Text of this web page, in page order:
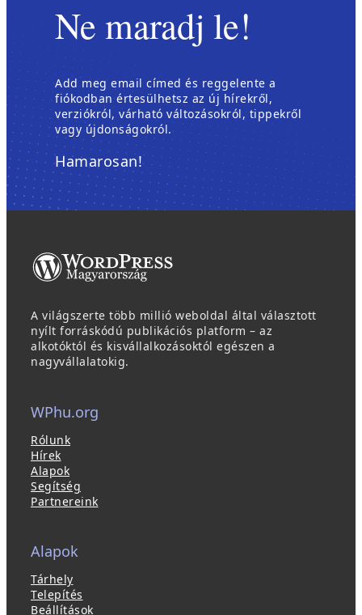
Ne maradj le!
Add meg email címed és reggelente a
fiókodban értesülhetsz az új hírekről,
verziókról, várható változásokról, tippekről
vagy újdonságokról.
Hamarosan!
A világszerte több millió weboldal által választott
nyílt forráskódú publikációs platform – az
alkotóktól és kisvállalkozásoktól egészen a
nagyvállalatokig.
WPhu.org
Rólunk
Hírek
Alapok
Segítség
Partnereink
Alapok
Tárhely
Telepítés
Beállítások